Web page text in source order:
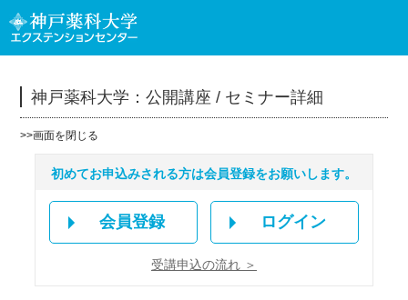
神戸薬科大学：公開講座 / セミナー詳細
>>画面を閉じる
初めてお申込みされる方は会員登録をお願いします。
会員登録 ログイン
受講申込の流れ ＞